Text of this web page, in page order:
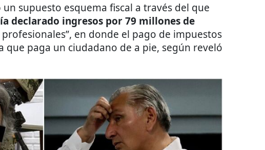
supuesto esquema fiscal a través del que
declarado ingresos por 79 millones de
en donde el pago de impuestos
que paga un ciudadano de a pie, según reveló